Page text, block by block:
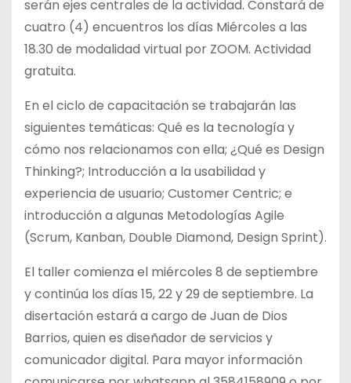
serán ejes centrales de la actividad. Constará de
cuatro (4) encuentros los días Miércoles a las
18.30 de modalidad virtual por ZOOM. Actividad
gratuita.
En el ciclo de capacitación se trabajarán las
siguientes temáticas: Qué es la tecnología y
cómo nos relacionamos con ella; ¿Qué es Design
Thinking?; Introducción a la usabilidad y
experiencia de usuario; Customer Centric; e
introducción a algunas Metodologías Agile
(Scrum, Kanban, Double Diamond, Design Sprint).
El taller comienza el miércoles 8 de septiembre
y continúa los días 15, 22 y 29 de septiembre. La
disertación estará a cargo de Juan de Dios
Barrios, quien es diseñador de servicios y
comunicador digital. Para mayor información